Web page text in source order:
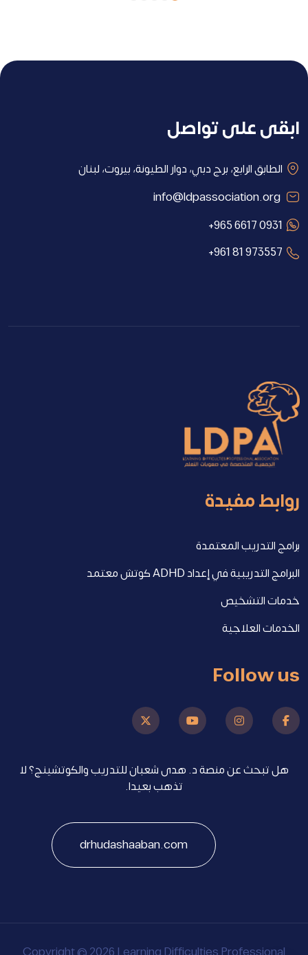
ابقى على تواصل
الطابق الرابع، برج دبي، دوار الطيونة، بيروت، لبنان
info@ldpassociation.org
+965 6617 0931
+961 81 973557
روابط مفيدة
برامج التدريب المعتمدة
البرامج التدريبية في إعداد ADHD كوتش معتمد
خدمات التشخيص
الخدمات العلاجية
Follow us
هل تبحث عن منصة د. هدى شعبان للتدريب والكوتشينج؟ لا
تذهب بعيدا.
drhudashaaban.com